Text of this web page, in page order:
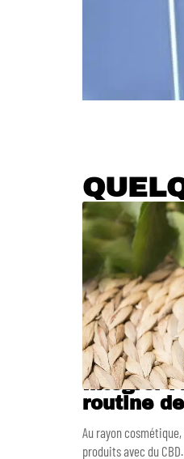
Intégrer
routine
Au rayon
produits avec du